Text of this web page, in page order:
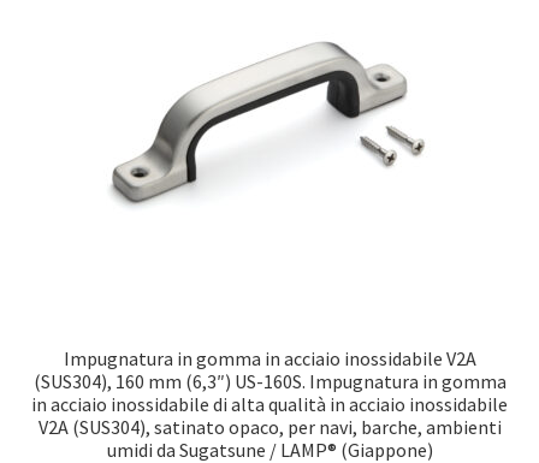
Impugnatura in gomma in acciaio inossidabile V2A
(SUS304), 160 mm (6,3″) US-160S. Impugnatura in gomma
in acciaio inossidabile di alta qualità in acciaio inossidabile
V2A (SUS304), satinato opaco, per navi, barche, ambienti
umidi da Sugatsune / LAMP® (Giappone)